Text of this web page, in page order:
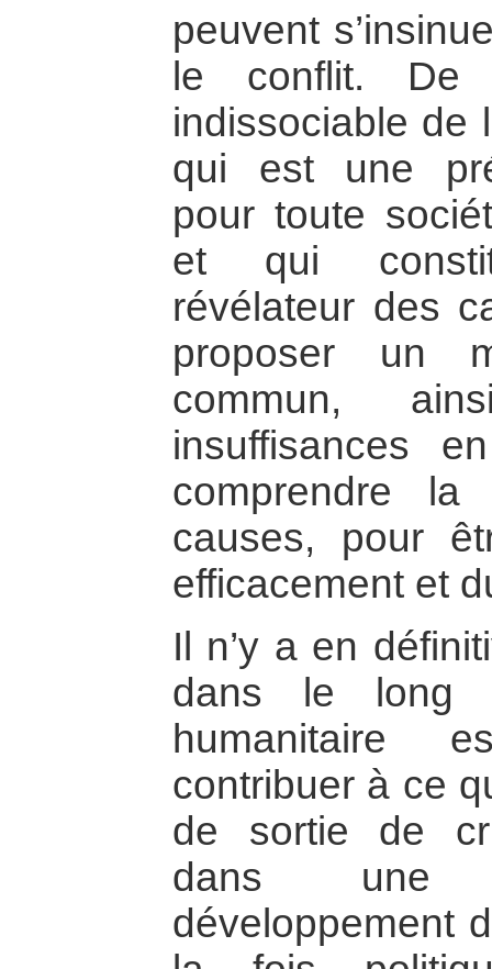
peuvent
le conflit.
indissociable de
qui est une
pour toute
et qui
révélateur des
proposer un
commun,
insuffisances
comprendre
causes, pour
efficacement et
Il n’y a en
dans le long
humanitaire
contribuer à ce
de sortie de
dans une
développement